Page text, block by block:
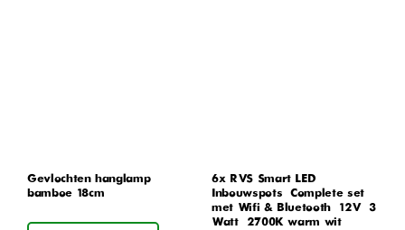
Gevlochten hanglamp
bamboe 18cm
6x RVS Smart LED
Inbouwspots – Complete set
met Wifi & Bluetooth – 12V – 3
Watt – 2700K warm wit –